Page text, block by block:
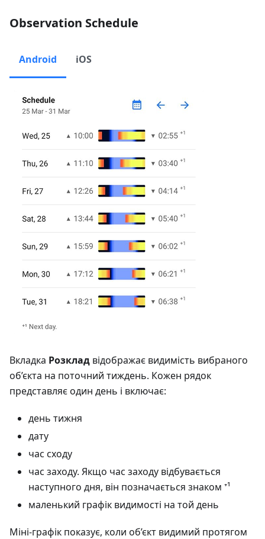
Observation Schedule
Android iOS
Вкладка Розклад відображає видимість вибраного
об’єкта на поточний тиждень. Кожен рядок
представляє один день і включає:
день тижня
дату
час сходу
час заходу. Якщо час заходу відбувається
наступного дня, він позначається знаком ⁺¹
маленький графік видимості на той день
Міні-графік показує, коли об’єкт видимий протягом